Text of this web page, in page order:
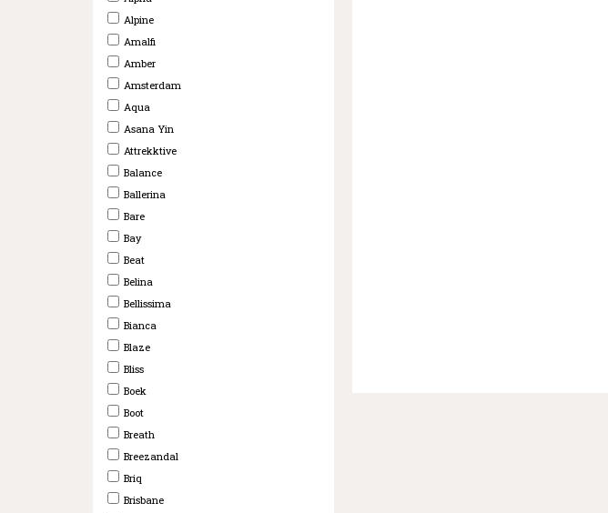
Alpine
Amalfi
Amber
Amsterdam
Aqua
Asana Yin
Attrekktive
Balance
Ballerina
Bare
Bay
Beat
Belina
Bellissima
Bianca
Blaze
Bliss
Boek
Boot
Breath
Breezandal
Briq
Brisbane